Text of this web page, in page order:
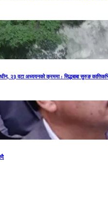
२३ वटा अध्ययनको क्रममा : सिद्धबाबा सुरुङ